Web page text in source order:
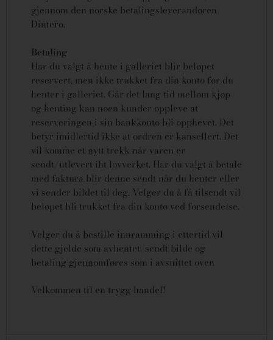
gjennom den norske betalingsleverandøren
Dintero.
Betaling
Har du valgt å hente i galleriet blir beløpet
reservert, men ikke trukket fra din konto før du
henter i galleriet. Går det lang tid mellom kjøp
og henting kan noen kunder oppleve at
reserveringen i sin bankkonto bli opphevet. Det
betyr imidlertid ikke at ordren er kansellert. Det
vil komme et nytt trekk når varen er
sendt/utlevert iht lovverket. Har du valgt å betale
med faktura blir denne sendt når du henter eller
vi sender bildet til deg. Velger du å få tilsendt vil
beløpet bli trukket fra din konto ved forsendelse.
Velger du å bestille innramming i ettertid vil
dette gjelde som avhentet/sendt bilde og
betaling gjennomføres som i avsnittet over.
Velkommen til en trygg handel!